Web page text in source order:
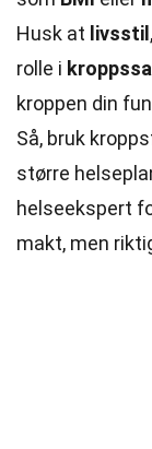
Husk at livsstil ,
rolle i
kroppen din
Så, bruk
større
helseekspert
makt, men